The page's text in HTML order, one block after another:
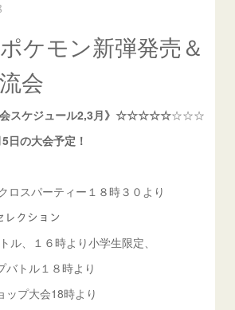
ケモン新弾発売＆
会
スケジュール2,3月》☆☆☆☆☆☆☆☆
日の大会予定！
ロスパーティー１８時３０より
レクション
ル、１６時より小学生限定、
バトル１８時より
ップ大会18時より